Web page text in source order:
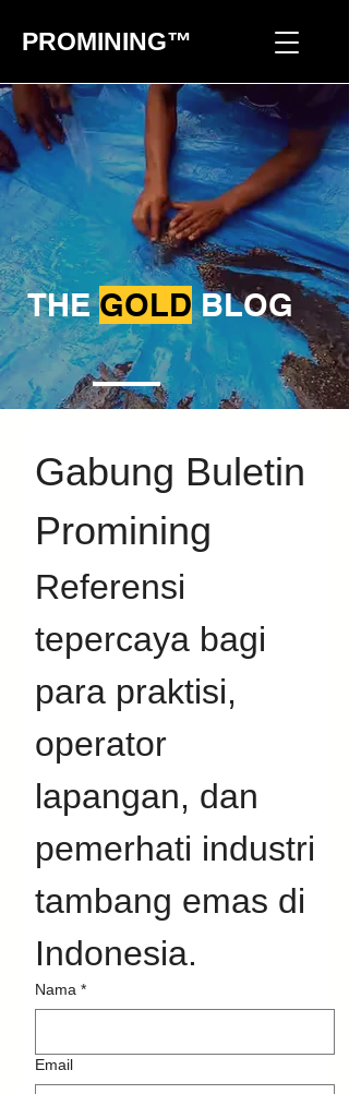
PROMINING™
THEGOLDBLOG
Gabung Buletin
Promining
Referensi
tepercaya bagi
para praktisi,
operator
lapangan, dan
pemerhati industri
tambang emas di
Nama *
Email